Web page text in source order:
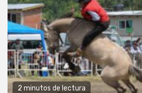
2 minutos de lectura